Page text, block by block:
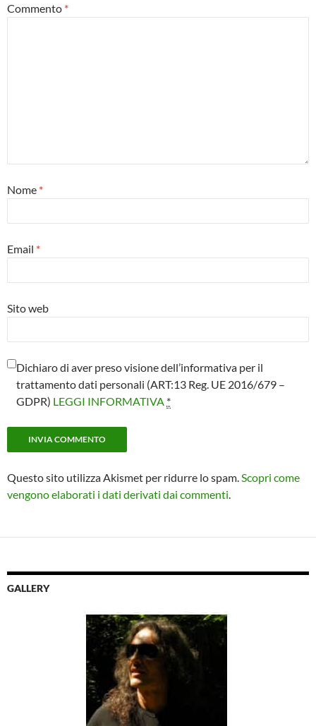
Commento *
Nome *
Email *
Sito web
Dichiaro di aver preso visione dell’informativa per il
trattamento dati personali (ART:13 Reg. UE 2016/679 –
GDPR) LEGGI INFORMATIVA *
Questo sito utilizza Akismet per ridurre lo spam. Scopri come
vengono elaborati i dati derivati dai commenti
GALLERY